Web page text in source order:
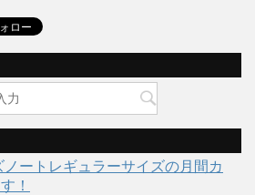
ートレギュラーサイズの月間カ
！